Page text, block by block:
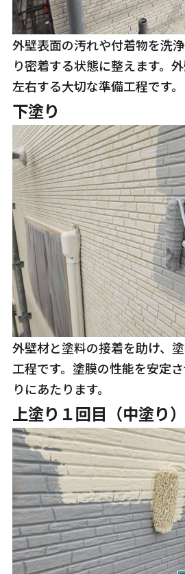
外壁表面の汚れや付着物を洗
り密着する状態に整えます。
左右する大切な準備工程です。
下塗り
外壁材と塗料の接着を助け、
工程です。塗膜の性能を安定
りにあたります。
上塗り１回目（中塗り）